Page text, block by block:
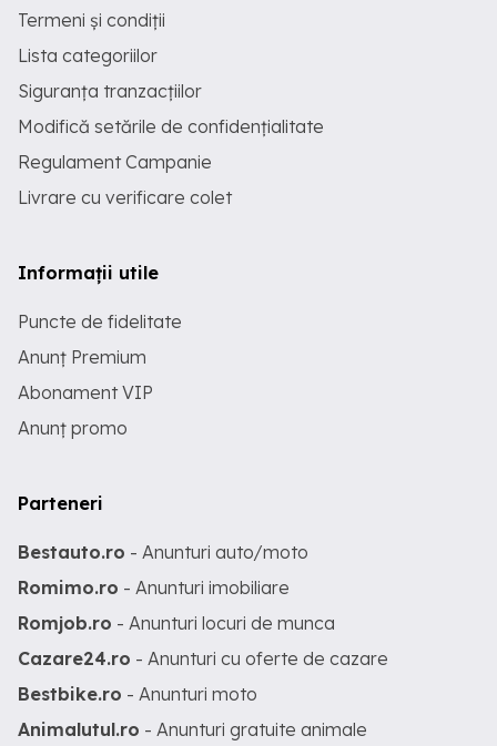
Termeni și condiții
Lista categoriilor
Siguranța tranzacțiilor
Modifică setările de confidențialitate
Regulament Campanie
Livrare cu verificare colet
Informații utile
Puncte de fidelitate
Anunț Premium
Abonament VIP
Anunț promo
Parteneri
Bestauto.ro - Anunturi auto/moto
Romimo.ro - Anunturi imobiliare
Romjob.ro - Anunturi locuri de munca
Cazare24.ro - Anunturi cu oferte de cazare
Bestbike.ro - Anunturi moto
Animalutul.ro - Anunturi gratuite animale